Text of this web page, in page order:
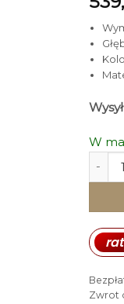
W
ilość
Zwrot